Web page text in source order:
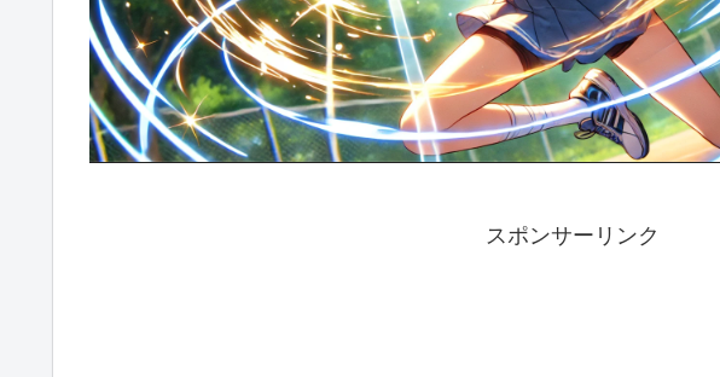
スポンサーリンク